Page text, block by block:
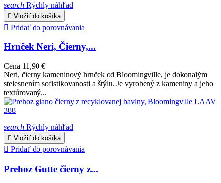
search Rýchly náhľad
 Vložiť do košíka
 Pridať do porovnávania
Hrnček Neri, Čierny,...
Cena 11,90 €
Neri, čierny kameninový hrnček od Bloomingville, je dokonalým
stelesnením sofistikovanosti a štýlu. Je vyrobený z kameniny a jeho
textúrovaný...
search Rýchly náhľad
 Vložiť do košíka
 Pridať do porovnávania
Prehoz Gutte čierny z...